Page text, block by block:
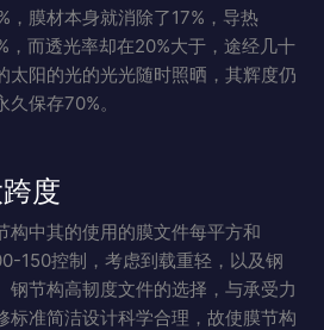
，膜材本身就消除了17%，导热
，而透光率却在20%大于，途经几十
太阳的光的光光随时照晒，其辉度仍
久保存70%。
度
构中其的使用的膜文件每平方和
150控制，考虑到载重轻，以及钢
钢节构高韧度文件的选择，与承受力
标准简洁设计科学合理，故使膜节构